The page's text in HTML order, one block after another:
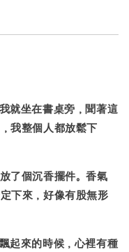
就坐在書桌旁，聞著這
，我整個人都放鬆下
了個沉香擺件。香氣
下來，好像有股無形
起來的時候，心裡有種